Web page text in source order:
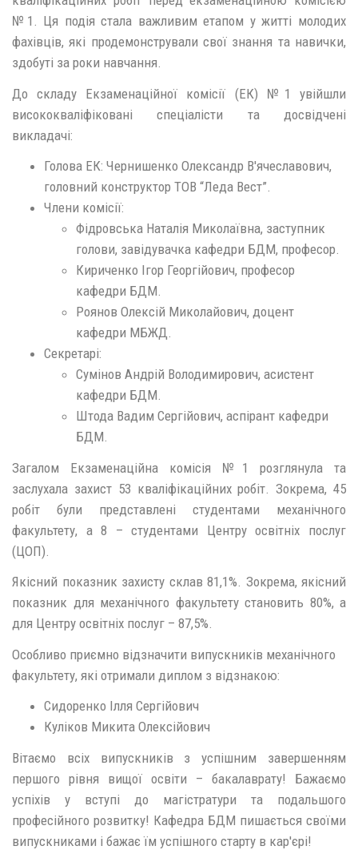
№1. Ця подія стала важливим етапом у житті молодих
фахівців, які продемонстрували свої знання та навички,
здобуті за роки навчання.
До складу Екзаменаційної комісії (ЕК) №1 увійшли
висококваліфіковані спеціалісти та досвідчені
викладачі:
Голова ЕК: Чернишенко Олександр В'ячеславович,
головний конструктор ТОВ “Леда Вест”.
Члени комісії:
Фідровська Наталія Миколаївна, заступник
голови, завідувачка кафедри БДМ, професор.
Кириченко Ігор Георгійович, професор
кафедри БДМ.
Роянов Олексій Миколайович, доцент
кафедри МБЖД.
Секретарі:
Сумінов Андрій Володимирович, асистент
кафедри БДМ.
Штода Вадим Сергійович, аспірант кафедри
БДМ.
Загалом Екзаменаційна комісія №1 розглянула та
заслухала захист 53 кваліфікаційних робіт. Зокрема, 45
робіт були представлені студентами механічного
факультету, а 8 – студентами Центру освітніх послуг
(ЦОП).
Якісний показник захисту склав 81,1%. Зокрема, якісний
показник для механічного факультету становить 80%, а
для Центру освітніх послуг – 87,5%.
Особливо приємно відзначити випускників механічного
факультету, які отримали диплом з відзнакою:
Сидоренко Ілля Сергійович
Куліков Микита Олексійович
Вітаємо всіх випускників з успішним завершенням
першого рівня вищої освіти – бакалаврату! Бажаємо
успіхів у вступі до магістратури та подальшого
професійного розвитку! Кафедра БДМ пишається своїми
випускниками і бажає їм успішного старту в кар'єрі!